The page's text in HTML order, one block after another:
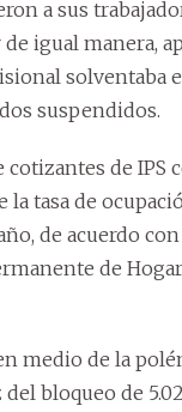
a sus
igual manera,
solventaba
suspendidos.
cotizantes de IPS
la tasa de
de acuerdo
de
medio de la
del bloqueo de